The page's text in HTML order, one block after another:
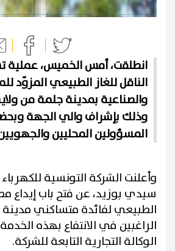
انطلقت، أمس الخميس، عملية
الناقل للغاز الطبيعي المزوّد
والصناعية بمدينة جلمة من
وذلك بإشراف والي الجهة
المسؤولين المحليين
وأعلنت الشركة التونسية للكهرباء
سيدي بوزيد، عن فتح باب إيداع
الطبيعي لفائدة متساكني مدينة
الراغبين في الانتفاع بهذه
الوكالة التجارية التابعة للشركة.